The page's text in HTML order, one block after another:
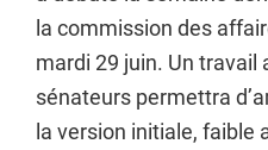
la commission des
mardi 29 juin. Un travail
sénateurs permettra
la version initiale, faible